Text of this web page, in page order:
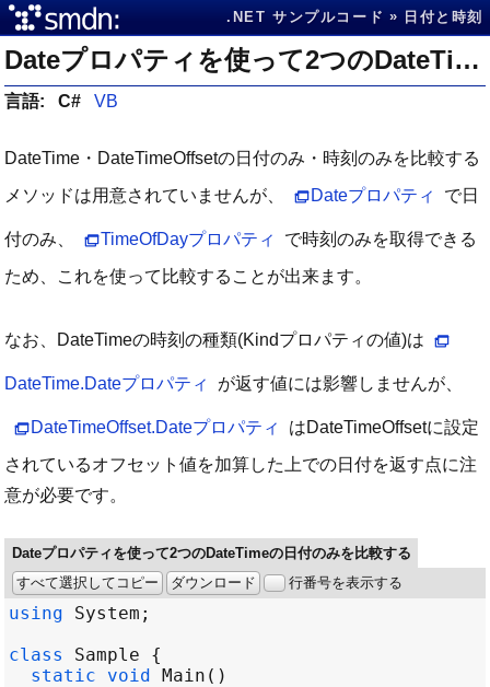
.NET サンプルコード 日付と時刻
Dateプロパティを使って2つのDateTimeの日付のみを比較する
言語: C# VB
DateTime・DateTimeOffsetの日付のみ・時刻のみを比較する
メソッドは用意されていませんが、
Dateプロパティ で日
付のみ、 TimeOfDayプロパティ
で時刻のみを取得できる
ため、これを使って比較することが出来ます。
なお、DateTimeの時刻の種類(Kindプロパティの値)は
DateTime.Dateプロパティ が返す値には影響しませんが、
DateTimeOffset.Dateプロパティ
はDateTimeOffsetに設定
されているオフセット値を加算した上での日付を返す点に注
意が必要です。
Dateプロパティを使って2つのDateTimeの日付のみを比較する
すべて選択してコピー
ダウンロード 行番号を表示する
using System
class
Sample
static
void Main